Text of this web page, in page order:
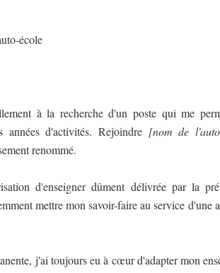
école
à la recherche d'un poste qui me
d'activités. Rejoindre [nom de
renommé.
d'enseigner dûment délivrée par la
mettre mon savoir-faire au service d'une
j'ai toujours eu à cœur d'adapter mon